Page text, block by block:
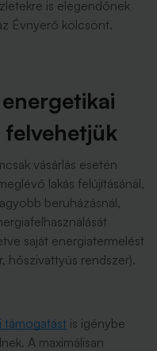
is elegendőnek
Évnyerő kölcsönt.
felvehetjük
vásárlás esetén
lakás felújításánál,
beruházásnál,
saját energiatermelést
hőszivattyús rendszer).
támogatást is igénybe
A maximálisan